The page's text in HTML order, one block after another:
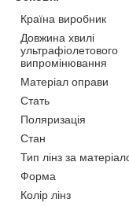
Країна виробник
Довжина хвилі
ультрафіолетового
випромінювання
Матеріал оправи
Стать
Поляризація
Стан
Тип лінз за
Форма
Колір лінз